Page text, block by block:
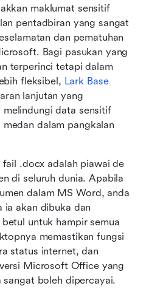
maklumat sensitif
pentadbiran yang sangat
dan pematuhan
Bagi pasukan yang
terperinci tetapi dalam
fleksibel, Lark Base
lanjutan yang
melindungi data sensitif
dalam pangkalan
fail .docx adalah piawai de
di seluruh dunia. Apabila
dalam MS Word, anda
ia akan dibuka dan
untuk hampir semua
memastikan fungsi
status internet, dan
Microsoft Office yang
sangat boleh dipercayai.